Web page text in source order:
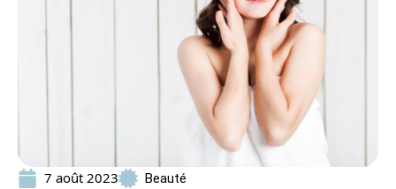
7 août 2023 Beauté